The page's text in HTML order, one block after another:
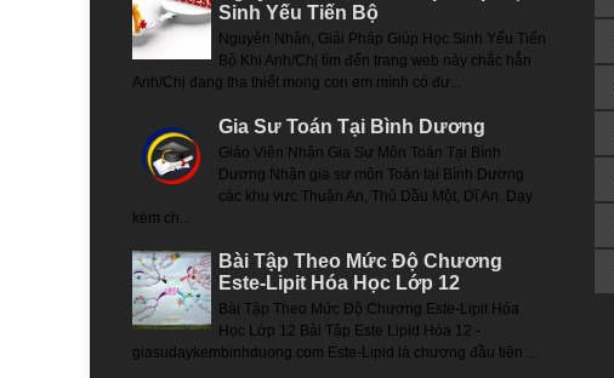
Sinh Yếu Tiến Bộ
Nguyên Nhân, Giải Pháp Giúp Học Sinh Yếu Tiến
Bộ Khi Anh/Chị tìm đến trang web này chắc hẳn
Anh/Chị đang tha thiết mong con em mình có đư...
Gia Sư Toán Tại Bình Dương
Giáo Viên Nhận Gia Sư Môn Toán Tại Bình
Dương Nhận gia sư môn Toán tại Bình Dương
các khu vưc Thuận An, Thủ Dầu Một, Dĩ An. Dạy
kèm ch...
Bài Tập Theo Mức Độ Chương
Este-Lipit Hóa Học Lớp 12
Bài Tập Theo Mức Độ Chương Este-Lipit Hóa
Học Lớp 12 Bài Tập Este Lipid Hóa 12 -
giasudaykembinhduong.com Este-Lipid là chương đầu tiên ...